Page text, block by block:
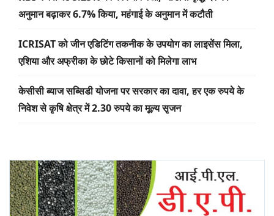
अनुमान बढ़ाकर 6.7% किया, महंगाई के अनुमान में कटौती
ICRISAT को जीन एडिटिंग तकनीक के उपयोग का लाइसेंस मिला,
एशिया और अफ्रीका के छोटे किसानों को मिलेगा लाभ
केसीसी ब्याज सब्सिडी योजना पर सरकार का दावा, हर एक रुपये के
निवेश से कृषि क्षेत्र में 2.30 रुपये का मूल्य सृजन